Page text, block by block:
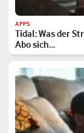
APPS
Tidal: Was der
Abo sich…